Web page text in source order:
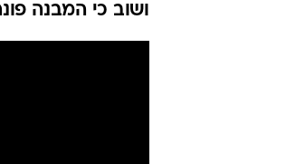
ושוב כי המבנה